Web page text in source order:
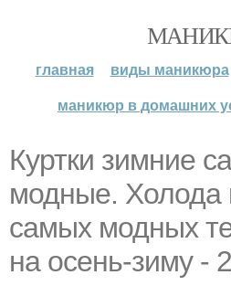
главная виды маникюра
маникюр в домашних
Куртки зимние
модные. Холода
самых модных
на осень-зиму -